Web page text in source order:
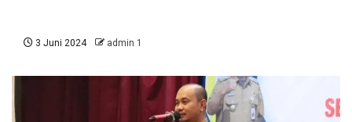
3 Juni 2024 admin 1